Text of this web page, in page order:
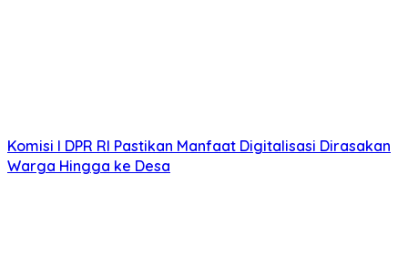
Komisi I DPR RI Pastikan Manfaat Digitalisasi Dirasakan
Warga Hingga ke Desa